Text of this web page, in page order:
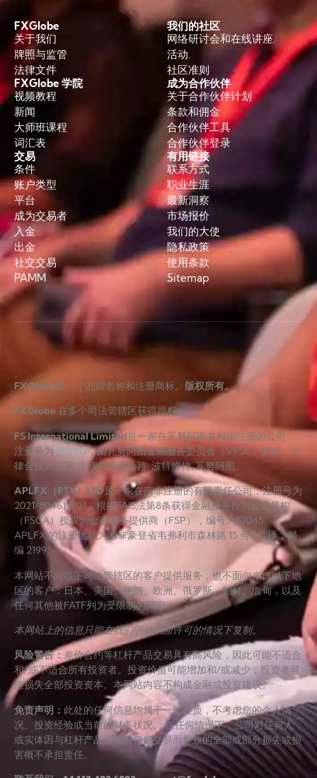
FXGlobe
关于我们
牌照与监管
法律文件
我们的社区
网络研讨会和在线讲座.
活动.
社区准则
FXGlobe 学院
视频教程
新闻
大师班课程
词汇表
成为合作伙伴
关于合作伙伴计划
条款和佣金
合作伙伴工具
合作伙伴登录
交易
条件
账户类型
平台
成为交易者
入金
出金
社交交易
PAMM
有用链接
联系方式
职业生涯
最新洞察
市场报价
我们的大使
隐私政策
使用条款
Sitemap
FXGlobe是一个品牌名称和注册商标。 版权所有。
FXGlobe在多个司法管辖区获得授权。
FS International Limited是一家在瓦努阿图共和国注册的公司，
注册号为700227，由瓦努阿图金融服务委员会（VFSC）授权，法
律合伙人之家, 库穆尔高速公路, 波特维拉, 瓦努阿图。
APLFX（PTY）LTD是一家在南非注册的有限责任公司，注册号为
2021/804619/07，根据FAIS法第8条获得金融服务行为监管机构
（FSCA）授权为金融服务提供商（FSP），编号为52045。
APLFX 的注册地址为南非豪登省韦弗利市森林路 15 号 1 号楼，邮
编 2199。
本网站不向以下司法管辖区的客户提供服务，也不面向来自以下地
区的客户：日本、美国、伊朗、欧洲、俄罗斯、朝鲜、缅甸，以及
任何其他被FATF列为受限制的国家。
本网站上的信息只能在我们明确书面许可的情况下复制。
风险警告： 差价合约等杠杆产品交易具有高风险，因此可能不适合
和/或不适合所有投资者。投资价值可能增加和/或减少，投资者可
能损失全部投资资本。本网站内容不构成金融或投资建议。
免责声明 ： 此处的任何信息均属于一般性质，不考虑您的个人情
况、投资经验或当前的财务状况。 在任何情况下，公司对任何人
或实体因与杠杆产品相关的任何交易而导致的全部或部分损失或损
害概不承担责任。